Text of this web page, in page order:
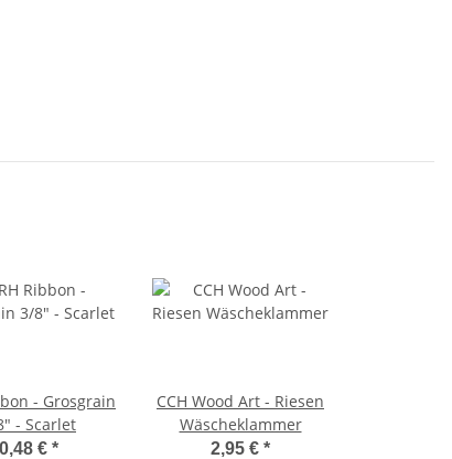
- Grosgrain
- Scarlet
0,48 € *
CCH Wood Art - Riesen
Wäscheklammer
2,95 € *